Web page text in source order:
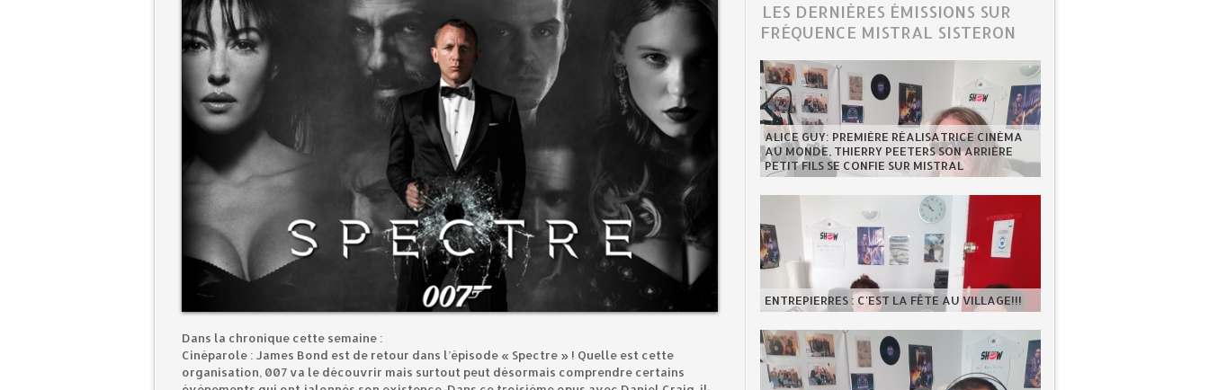
Dans la chronique cette semaine :
Cinéparole : James Bond est de retour dans l’épisode « Spectre » ! Quelle est cette
organisation, 007 va le découvrir mais surtout peut désormais comprendre certains
LES DERNIÈRES ÉMISSIONS SUR
FRÉQUENCE MISTRAL SISTERON
ALICE GUY: PREMIÈRE RÉALISATRICE CINÉMA
AU MONDE, THIERRY PEETERS SON ARRIÈRE
PETIT FILS SE CONFIE SUR MISTRAL
ENTREPIERRES : C'EST LA FÊTE AU VILLAGE!!!